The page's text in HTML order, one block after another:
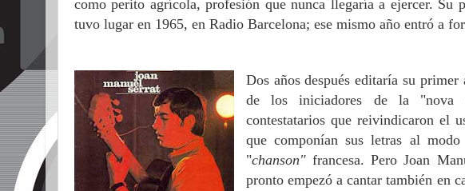
como perito agrícola,profesión que nunca llegaría a ejercer. Su
tuvo lugar en 1965, en Radio Barcelona; ese mismo año entró a
Dos años después editaría su
de los iniciadores de la "nova
contestatarios que reivindicaron el
que componían sus letras al
"chanson"francesa. Pero Joan
pronto empezó a cantar también en